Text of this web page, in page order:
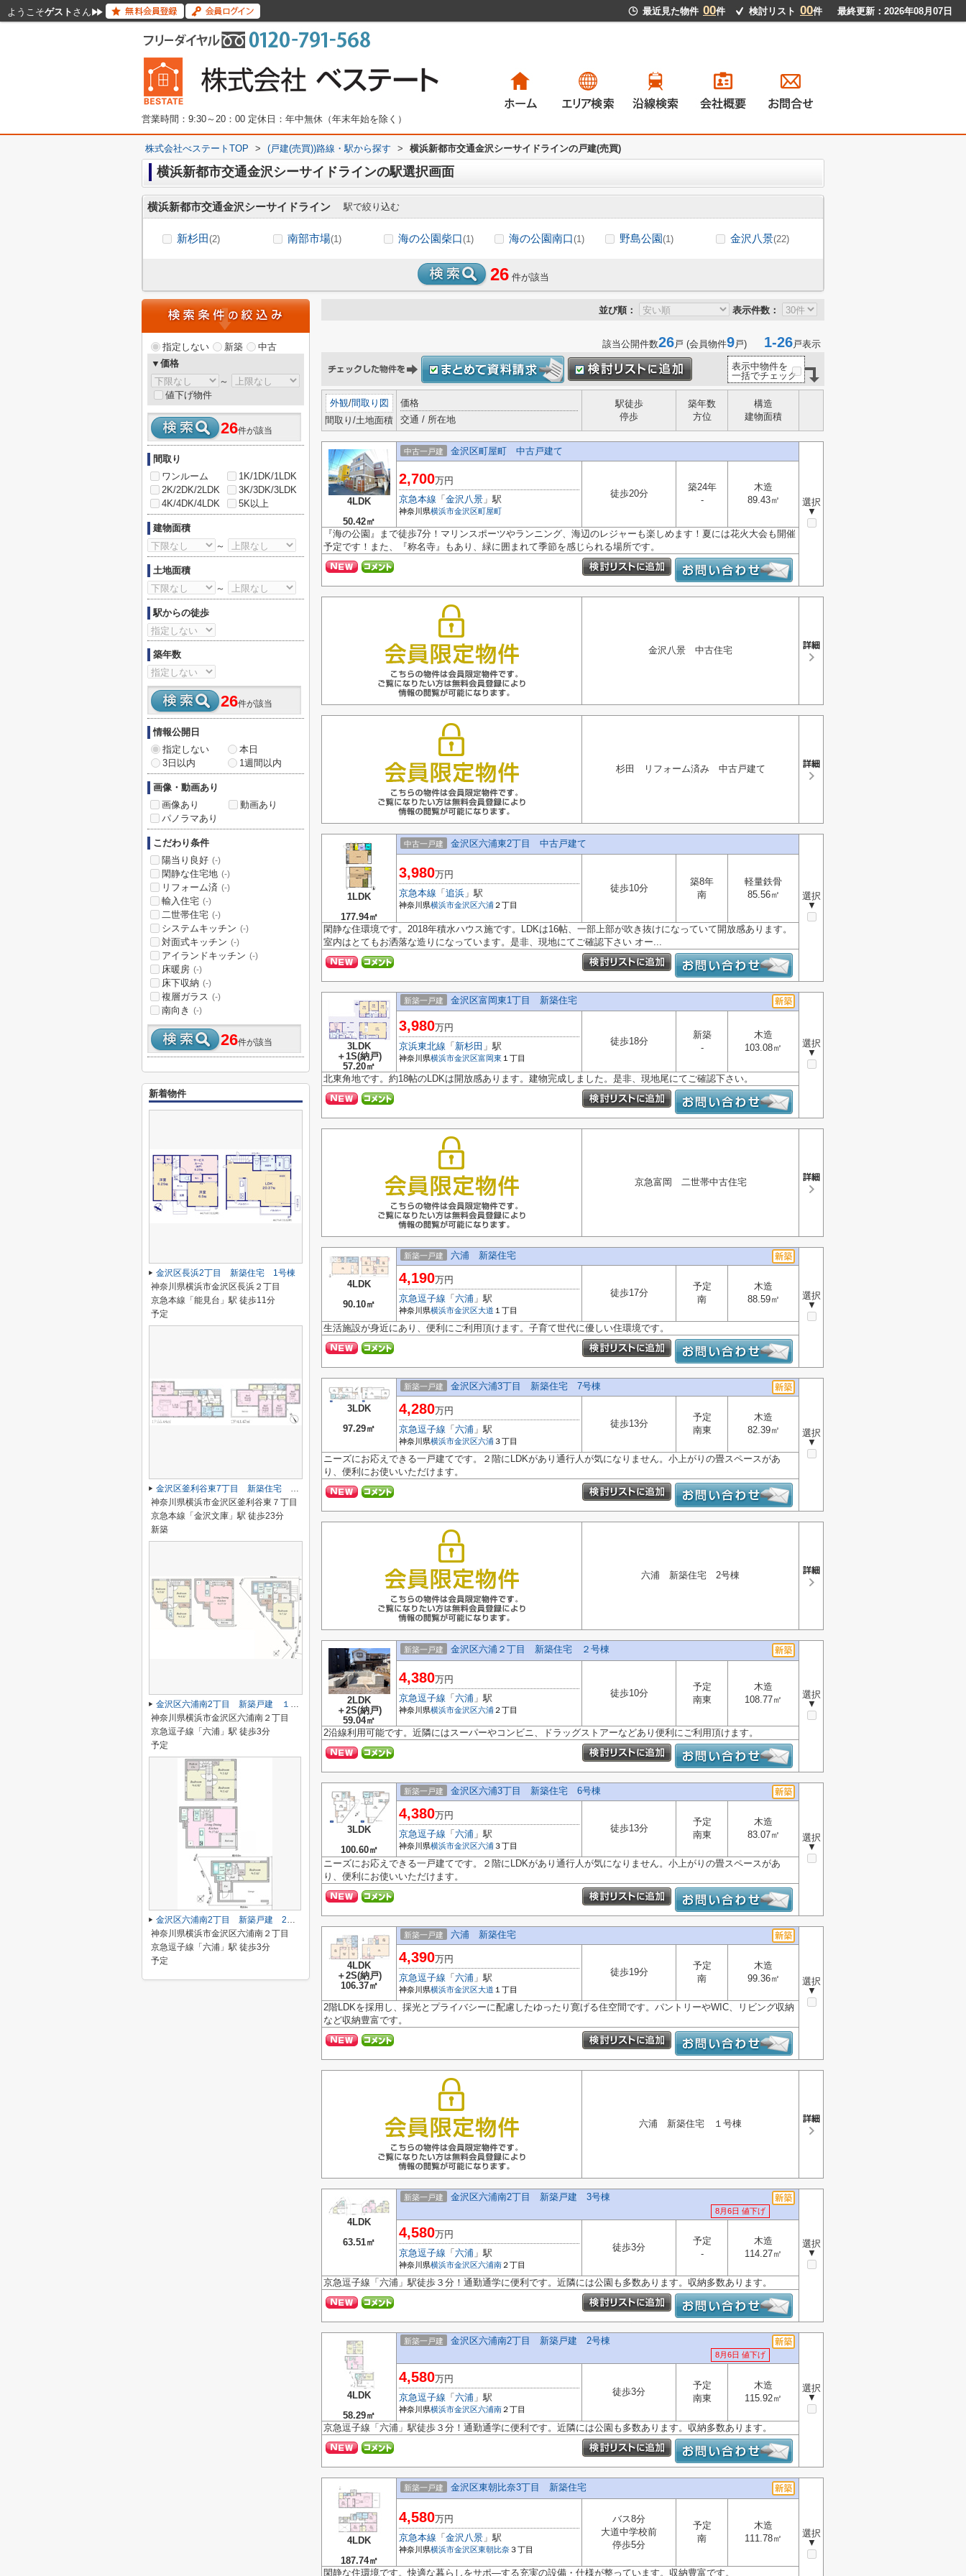
ようこそゲスト さん 最近見た物件 00件 検討リスト 00件 最終更新：2026年08月07日
一戸建て
マンション
土地
賃貸物件
営業時間：9:30～20：00 定休日：年中無休（年末年始を除く）
株式会社べステートTOP > (戸建(売買))路線・駅から探す > 横浜新都市交通金沢シーサイドラインの戸建(売買)
横浜新都市交通金沢シーサイドラインの駅選択画面
横浜新都市交通金沢シーサイドライン 駅で絞り込む
新杉田(2) 南部市場(1) 海の公園柴口(1) 海の公園南口(1) 野島公園(1) 金沢八景(22)
26 件が該当
並び順： 表示件数：
該当公開件数26戸 (会員物件9戸) 1-26戸表示
表示中物件を
一括でチェック
外観/間取り図
間取り/土地面積
価格
交通 / 所在地
駅徒歩
停歩
築年数
方位
構造
建物面積
4LDK
50.42㎡
中古一戸建 金沢区町屋町 中古戸建て
選択
▼
2,700万円
京急本線 「 金沢八景 」駅
神奈川県横浜市金沢区町屋町
徒歩20分
築24年
-
木造
89.43㎡
『海の公園』まで徒歩7分！マリンスポーツやランニング、海辺のレジャーも楽しめます！夏には花火大会も開催
予定です！また、『称名寺』もあり、緑に囲まれて季節を感じられる場所です。
金沢八景 中古住宅
杉田 リフォーム済み 中古戸建て
1LDK
177.94㎡
中古一戸建 金沢区六浦東2丁目 中古戸建て
選択
▼
3,980万円
京急本線 「 追浜 」駅
神奈川県横浜市金沢区六浦 ２丁目
徒歩10分
築8年
南
軽量鉄骨
85.56㎡
閑静な住環境です。2018年積水ハウス施です。LDKは16帖、一部上部が吹き抜けになっていて開放感あります。
室内はとてもお洒落な造りになっています。是非、現地にてご確認下さい オー...
3LDK
＋1S(納戸)
57.20㎡
新築一戸建 金沢区富岡東1丁目 新築住宅
選択
▼
3,980万円
京浜東北線 「 新杉田 」駅
神奈川県横浜市金沢区富岡東 １丁目
徒歩18分
新築
-
木造
103.08㎡
北東角地です。約18帖のLDKは開放感あります。建物完成しました。是非、現地尾にてご確認下さい。
京急富岡 二世帯中古住宅
4LDK
90.10㎡
新築一戸建 六浦 新築住宅
選択
▼
4,190万円
京急逗子線 「 六浦 」駅
神奈川県横浜市金沢区大道 １丁目
徒歩17分
予定
南
木造
88.59㎡
生活施設が身近にあり、便利にご利用頂けます。子育て世代に優しい住環境です。
3LDK
97.29㎡
新築一戸建 金沢区六浦3丁目 新築住宅 7号棟
選択
▼
4,280万円
京急逗子線 「 六浦 」駅
神奈川県横浜市金沢区六浦３丁目
徒歩13分
予定
南東
木造
82.39㎡
ニーズにお応えできる一戸建てです。２階にLDKがあり通行人が気になりません。小上がりの畳スペースがあ
り、便利にお使いいただけます。
六浦 新築住宅 2号棟
2LDK
＋2S(納戸)
59.04㎡
新築一戸建 金沢区六浦２丁目 新築住宅 ２号棟
選択
▼
4,380万円
京急逗子線 「 六浦 」駅
神奈川県横浜市金沢区六浦 ２丁目
徒歩10分
予定
南東
木造
108.77㎡
2沿線利用可能です。近隣にはスーパーやコンビニ、ドラッグストアーなどあり便利にご利用頂けます。
3LDK
100.60㎡
新築一戸建 金沢区六浦3丁目 新築住宅 6号棟
選択
▼
4,380万円
京急逗子線 「 六浦 」駅
神奈川県横浜市金沢区六浦３丁目
徒歩13分
予定
南東
木造
83.07㎡
ニーズにお応えできる一戸建てです。２階にLDKがあり通行人が気になりません。小上がりの畳スペースがあ
り、便利にお使いいただけます。
4LDK
＋2S(納戸)
106.37㎡
新築一戸建 六浦 新築住宅
選択
▼
4,390万円
京急逗子線 「 六浦 」駅
神奈川県横浜市金沢区大道 １丁目
徒歩19分
予定
南
木造
99.36㎡
2階LDKを採用し、採光とプライバシーに配慮したゆったり寛げる住空間です。パントリーやWIC、リビング収納
など収納豊富です。
六浦 新築住宅 １号棟
4LDK
63.51㎡
新築一戸建 金沢区六浦南2丁目 新築戸建 3号棟
8月6日 値下げ
選択
▼
4,580万円
京急逗子線 「 六浦 」駅
神奈川県横浜市金沢区六浦南 ２丁目
徒歩3分
予定
-
木造
114.27㎡
京急逗子線「六浦」駅徒歩３分！通勤通学に便利です。近隣には公園も多数あります。収納多数あります。
4LDK
58.29㎡
新築一戸建 金沢区六浦南2丁目 新築戸建 2号棟
8月6日 値下げ
選択
▼
4,580万円
京急逗子線 「 六浦 」駅
神奈川県横浜市金沢区六浦南 ２丁目
徒歩3分
予定
南東
木造
115.92㎡
京急逗子線「六浦」駅徒歩３分！通勤通学に便利です。近隣には公園も多数あります。収納多数あります。
4LDK
187.74㎡
新築一戸建 金沢区東朝比奈3丁目 新築住宅
選択
▼
4,580万円
京急本線 「 金沢八景 」駅
神奈川県横浜市金沢区東朝比奈３丁目
バス8分
大道中学校前
停歩5分
予定
南
木造
111.78㎡
閑静な住環境です。快適な暮らしをサポ―する充実の設備・仕様が整っています。収納豊富です。
指定しない 新築
中古
▼価格
～
値下げ物件
26件が該当
間取り
ワンルーム
1K/1DK/1LDK
2K/2DK/2LDK
3K/3DK/3LDK
4K/4DK/4LDK
5K以上
建物面積
～
土地面積
～
駅からの徒歩
築年数
26件が該当
情報公開日
指定しない
本日
3日以内
1週間以内
画像・動画あり
画像あり
動画あり
パノラマあり
こだわり条件
陽当り良好 (-)
閑静な住宅地 (-)
リフォーム済 (-)
輸入住宅 (-)
二世帯住宅 (-)
システムキッチン (-)
対面式キッチン (-)
アイランドキッチン (-)
床暖房 (-)
床下収納 (-)
複層ガラス (-)
南向き (-)
26件が該当
新着物件
金沢区長浜2丁目 新築住宅 1号棟
神奈川県横浜市金沢区長浜２丁目
京急本線「能見台」駅 徒歩11分
予定
金沢区釜利谷東7丁目 新築住宅 2号棟
神奈川県横浜市金沢区釜利谷東７丁目
京急本線「金沢文庫」駅 徒歩23分
新築
金沢区六浦南2丁目 新築戸建 １号棟
神奈川県横浜市金沢区六浦南２丁目
京急逗子線「六浦」駅 徒歩3分
予定
金沢区六浦南2丁目 新築戸建 2号棟
神奈川県横浜市金沢区六浦南２丁目
京急逗子線「六浦」駅 徒歩3分
予定